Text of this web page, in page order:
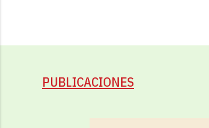
PUBLICACIONES